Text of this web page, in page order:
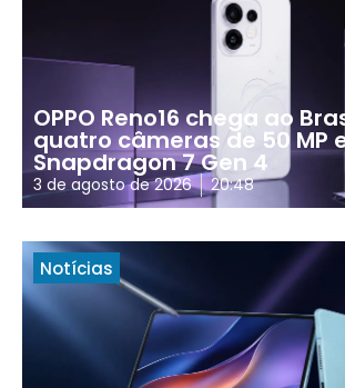
OPPO Reno16 chega ao
quatro câmeras de 50 MP
Snapdragon 7 Gen 4
3 de agosto de 2026 20:48
Notícias